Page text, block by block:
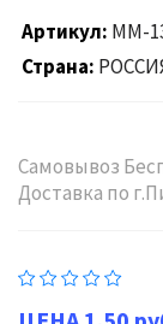
Артикул ММ-
Страна
Самовывоз
Доставка по